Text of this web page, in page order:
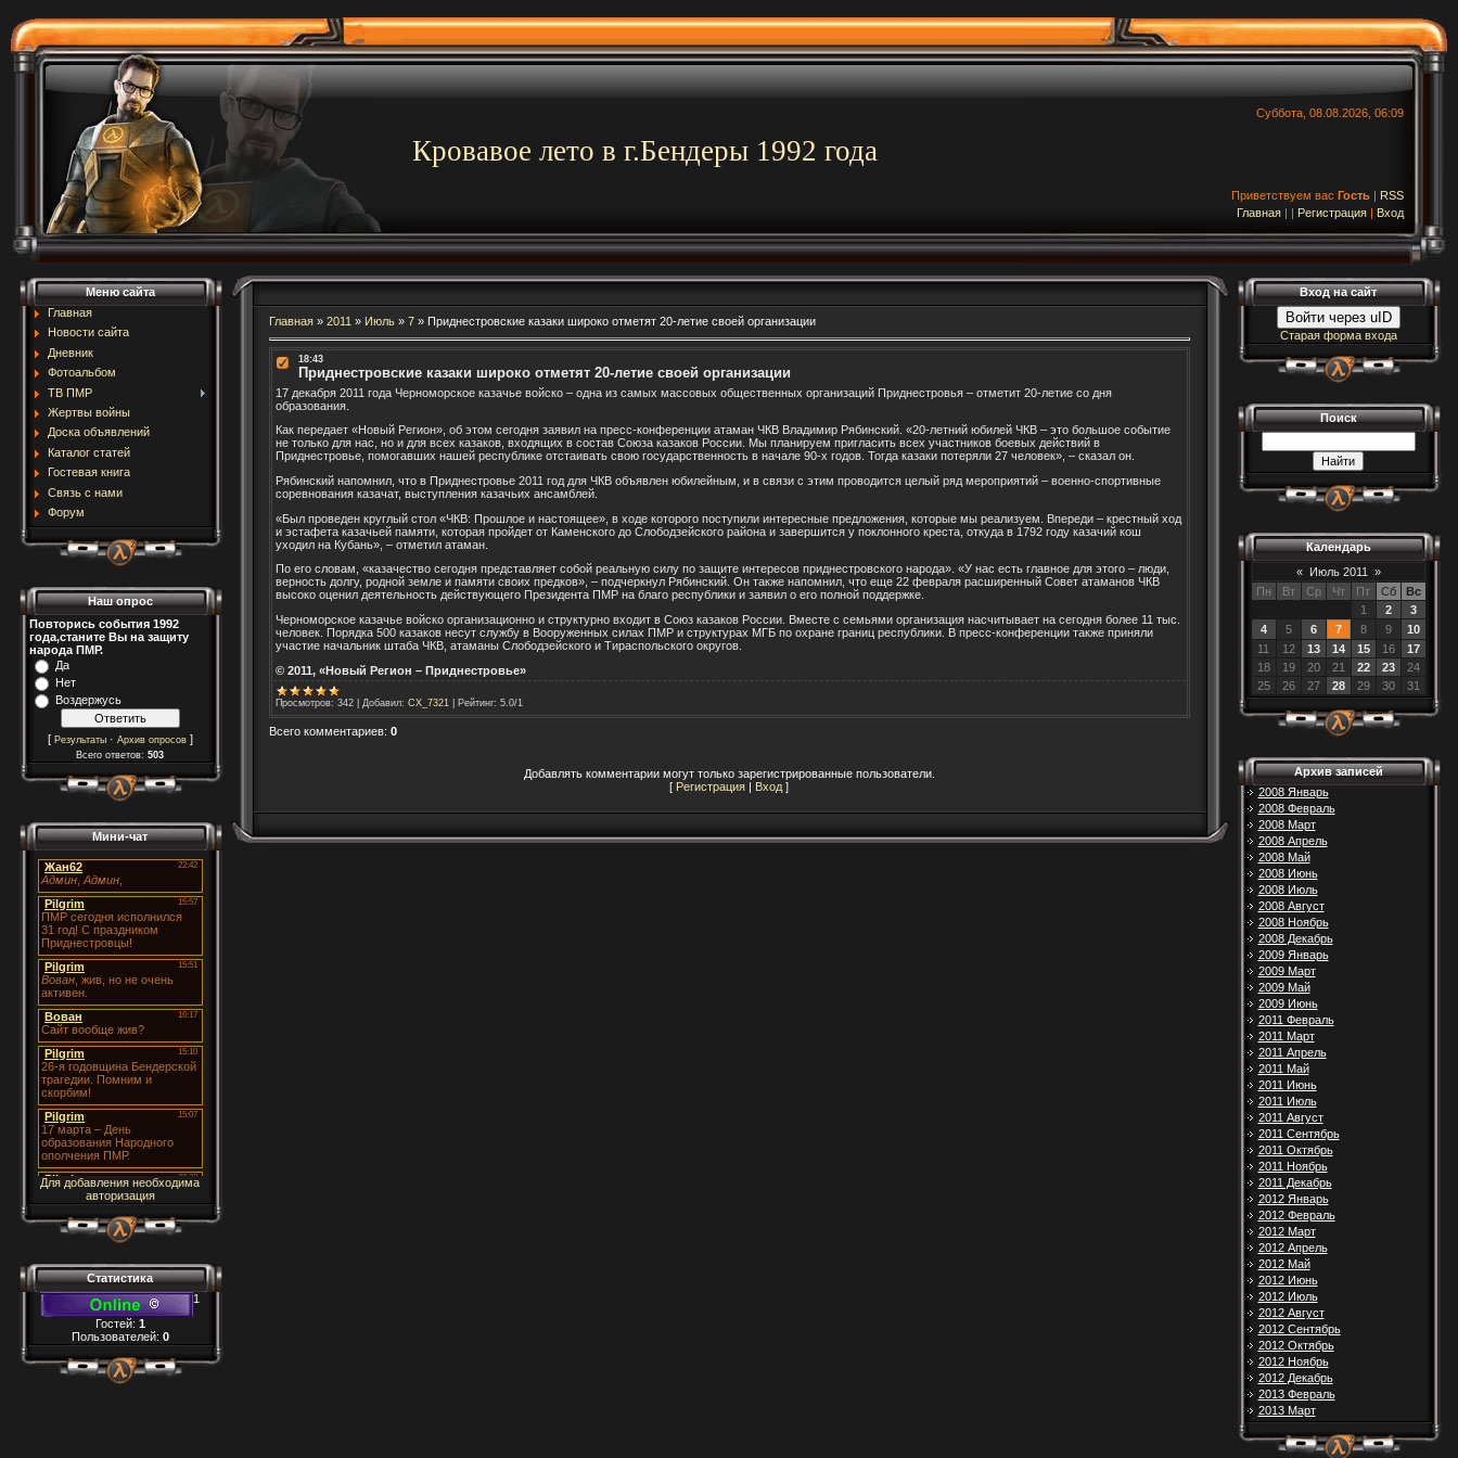
Суббота, 08.08.2026, 06:09
Кровавое лето в г.Бендеры 1992 года
Приветствуем вас Гость | RSS
Главная | | Регистрация | Вход
Меню сайта
Главная
Новости сайта
Дневник
Фотоальбом
ТВ ПМР
Жертвы войны
Доска объявлений
Каталог статей
Гостевая книга
Связь с нами
Форум
Наш опрос
Повторись события 1992
года,станите Вы на защиту
народа ПМР.
Да
Нет
Воздержусь
[ Результаты· Архив опросов]
Всего ответов: 503
Мини-чат
Для добавления необходима
авторизация
Статистика
1
Гостей: 1
Пользователей: 0
Главная » 2011 » Июль » 7 » Приднестровские казаки широко отметят 20-летие своей организации
18:43
Приднестровские казаки широко отметят 20-летие своей организации
17 декабря 2011 года Черноморское казачье войско – одна из самых массовых общественных организаций Приднестровья – отметит 20-летие со дня
образования.
Как передает «Новый Регион», об этом сегодня заявил на пресс-конференции атаман ЧКВ Владимир Рябинский. «20-летний юбилей ЧКВ – это большое событие
не только для нас, но и для всех казаков, входящих в состав Союза казаков России. Мы планируем пригласить всех участников боевых действий в
Приднестровье, помогавших нашей республике отстаивать свою государственность в начале 90-х годов. Тогда казаки потеряли 27 человек», – сказал он.
Рябинский напомнил, что в Приднестровье 2011 год для ЧКВ объявлен юбилейным, и в связи с этим проводится целый ряд мероприятий – военно-спортивные
соревнования казачат, выступления казачьих ансамблей.
«Был проведен круглый стол «ЧКВ: Прошлое и настоящее», в ходе которого поступили интересные предложения, которые мы реализуем. Впереди – крестный ход
и эстафета казачьей памяти, которая пройдет от Каменского до Слободзейского района и завершится у поклонного креста, откуда в 1792 году казачий кош
уходил на Кубань», – отметил атаман.
По его словам, «казачество сегодня представляет собой реальную силу по защите интересов приднестровского народа». «У нас есть главное для этого – люди,
верность долгу, родной земле и памяти своих предков», – подчеркнул Рябинский. Он также напомнил, что еще 22 февраля расширенный Совет атаманов ЧКВ
высоко оценил деятельность действующего Президента ПМР на благо республики и заявил о его полной поддержке.
Черноморское казачье войско организационно и структурно входит в Союз казаков России. Вместе с семьями организация насчитывает на сегодня более 11 тыс.
человек. Порядка 500 казаков несут службу в Вооруженных силах ПМР и структурах МГБ по охране границ республики. В пресс-конференции также приняли
участие начальник штаба ЧКВ, атаманы Слободзейского и Тираспольского округов.
© 2011, «Новый Регион – Приднестровье»
Просмотров: 342| Добавил: CX_7321 Рейтинг: 5.0/1
Всего комментариев: 0
Добавлять комментарии могут только зарегистрированные пользователи.
[ Регистрация | Вход ]
Вход на сайт
Войти через uID
Старая форма входа
Поиск
Календарь
«
Июль 2011
»
Пн
Вт Ср Чт Пт Сб
Вс
1
2
3
4
5 6 7 8 9
10
11
12 13 14 15 16
17
18
19 20 21 22 23
24
25
26 27 28 29 30 31
Архив записей
2008 Январь
2008 Февраль
2008 Март
2008 Апрель
2008 Май
2008 Июнь
2008 Июль
2008 Август
2008 Ноябрь
2008 Декабрь
2009 Январь
2009 Март
2009 Май
2009 Июнь
2011 Февраль
2011 Март
2011 Апрель
2011 Май
2011 Июнь
2011 Июль
2011 Август
2011 Сентябрь
2011 Октябрь
2011 Ноябрь
2011 Декабрь
2012 Январь
2012 Февраль
2012 Март
2012 Апрель
2012 Май
2012 Июнь
2012 Июль
2012 Август
2012 Сентябрь
2012 Октябрь
2012 Ноябрь
2012 Декабрь
2013 Февраль
2013 Март